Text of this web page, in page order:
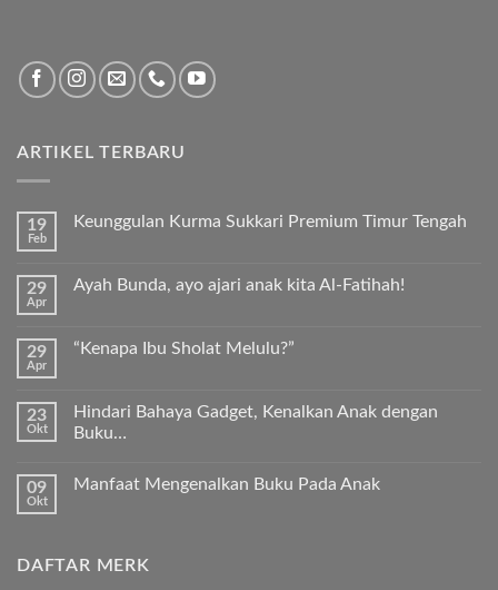
ARTIKEL TERBARU
19
Feb
Keunggulan Kurma Sukkari Premium Timur Tengah
pada
Premium
29
Apr
Ayah Bunda, ayo ajari anak kita Al-Fatihah!
pada
ajari
kita
29
Apr
“Kenapa Ibu Sholat Melulu?”
pada
“Kenapa
23
Okt
Hindari Bahaya Gadget, Kenalkan Anak dengan
Buku…
komentar
Kenalkan
Anak
09
Okt
Manfaat Mengenalkan Buku Pada Anak
Manfaat
DAFTAR MERK